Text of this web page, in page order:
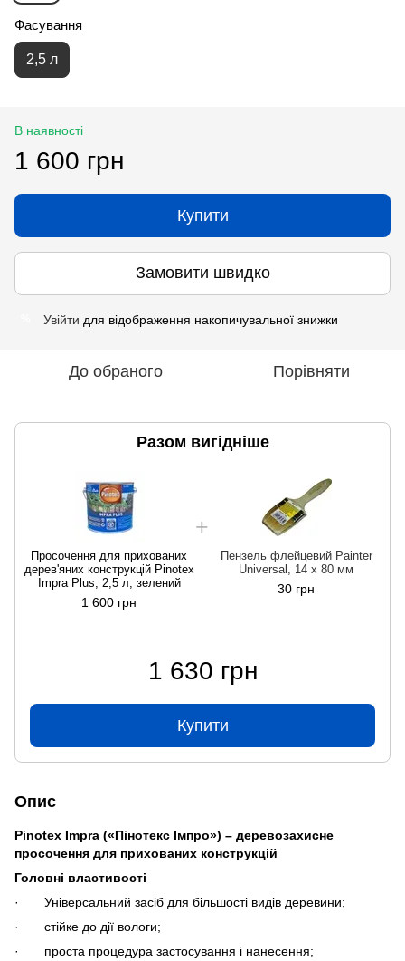
Фасування
2,5 л
В наявності
1 600 грн
Купити
Замовити швидко
Увійти для відображення накопичувальної знижки
До обраного Порівняти
Разом вигідніше
Просочення для прихованих
дерев'яних конструкцій Pinotex
Impra Plus, 2,5 л, зелений
1 600 грн
Пензель флейцевий Painter
Universal, 14 х 80 мм
30 грн
1 630 грн
Купити
Опис
Pinotex Impra («Пінотекс Імпро») – деревозахисне
просочення для прихованих конструкцій
Головні властивості
· Універсальний засіб для більшості видів деревини;
· стійке до дії вологи;
· проста процедура застосування і нанесення;